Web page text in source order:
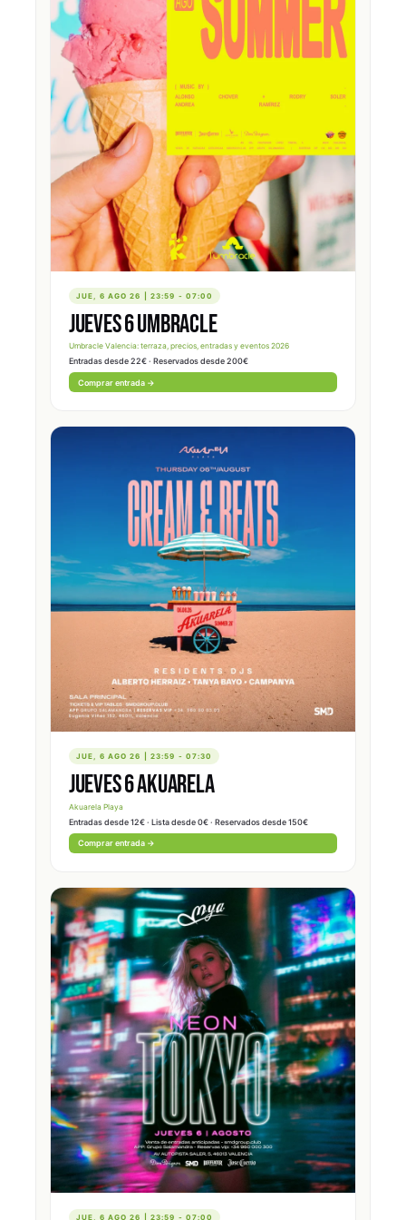
consulta la sección "Eventos de esta semana" de esta página, que se actualiza
en tiempo real.
Precios de entrada en discotecas de Valencia
precios de las discotecas en Valencia varían según el local y la noche.
Como orientación: los pubs van de 5 € a 12 € (muchos con consumición
incluida), mientras que las discotecas oscilan entre 12 € y 23 € con copa.
Convento y Committee son los más caros (21-23 €), y locales como Akuarela o
Roto ofrecen entradas desde 12 €. Algunos locales ofrecen
entrada reducida si reservas por anticipado.
Edad mínima y dress code
edad mínima para entrar a las discotecas en Valenciaes de 18 años en la
mayoría de locales. MYA Club exige 21 años. Algunas sesiones de tarde
permiten acceso a partir de 16 años con autorización. En cuanto aldress code
las discotecas del centro y la playa suelen pedir vestimenta arreglada (no se
permite chanclas, camisetas deportivas ni gorras en la mayoría). Los pubs son
más relajados.
Si te preguntasqué hacer esta noche en Valencia
según el día: los jueves son la noche universitaria (Committee, Convento,
Akuarela abren con precios reducidos), los viernes y sábados es cuando todas
las salas están a tope, y los domingos puedes encontrar sesiones de tardeo y
afterhour. En verano, las terrazas de playa y el circuito de L'Umbracle son la
opción estrella parasalir de fiesta en Valencia en verano.
septiembre. Los principales:
Festival de
(indie y alternativo, Ciudad de las Artes),
festivales fuera de temporada con programación todo el año. Consulta fechas,
cartel y entradas en nuestra sección de festivales.
Cómo encontrar tu plan en Discoruta
En esta página tienes todas las herramientas para salir de fiesta en Valencia
usa el buscador para encontrar una sala concreta, filtra por discotecas, pubs o
festivales, consulta los eventos de esta semana con precios y horarios reales, y
explora el mapa interactivo con todas las salas geolocalizadas. Cada ficha incluye
dirección, horario, edad mínima, dress code y enlace directo para comprar la
entrada oficial sin intermediarios.
JUE, 6 AGO 26 | 23:59 - 07:00
JUEVES 6 UMBRACLE
Umbracle Valencia: terraza, precios, entradas y eventos 2026
Entradas desde 22€ · Reservados desde 200€
Comprar entrada →
JUE, 6 AGO 26 | 23:59 - 07:30
JUEVES 6 AKUARELA
Akuarela Playa
Entradas desde 12€ · Lista desde 0€ · Reservados desde 150€
Comprar entrada →
JUE, 6 AGO 26 | 23:59 - 07:00